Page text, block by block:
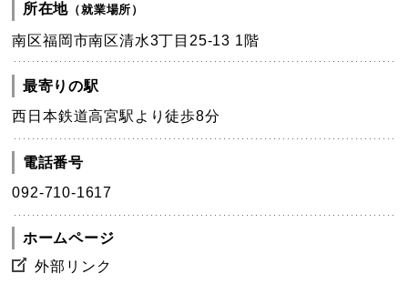
所在地 （就業場所）
南区福岡市南区清水3丁目25-13 1階
最寄りの駅
西日本鉄道高宮駅より徒歩8分
電話番号
092-710-1617
ホームページ
外部リンク